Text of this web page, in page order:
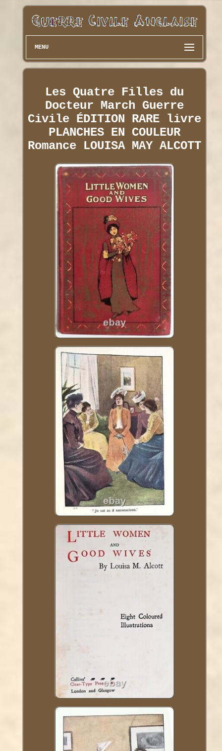
MENU
Les Quatre Filles du
Docteur March Guerre
Civile ÉDITION RARE livre
PLANCHES EN COULEUR
Romance LOUISA MAY ALCOTT